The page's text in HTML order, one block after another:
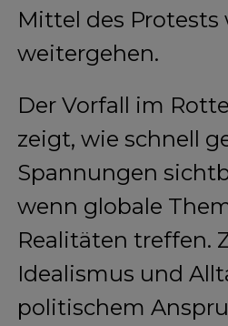
Mittel des Protests
weitergehen.
Der Vorfall im
zeigt, wie schnell
Spannungen
wenn globale
Realitäten treffen.
Idealismus und
politischem